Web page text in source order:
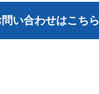
問い合わせはこちら​